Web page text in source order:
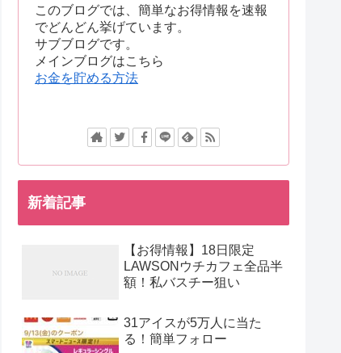
このブログでは、簡単なお得情報を速報
でどんどん挙げています。
サブブログです。
メインブログはこちら
お金を貯める方法
新着記事
【お得情報】18日限定
LAWSONウチカフェ全品半
額！私バスチー狙い
31アイスが5万人に当た
る！簡単フォロー